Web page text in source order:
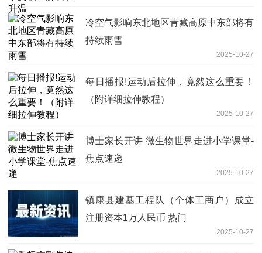
冷空气影响东北地区青藏高原中东部将有
持续雨雪
2025-10-27
每日播报!运动后拉伸，竟然这么重要！
（附详细拉伸教程）
2025-10-27
博士家长开讲 微生物世界走进小学课堂-
焦点速递
2025-10-27
镇康县建基工程队（个体工商户）成立
注册资本1万人民币 热门
2025-10-27